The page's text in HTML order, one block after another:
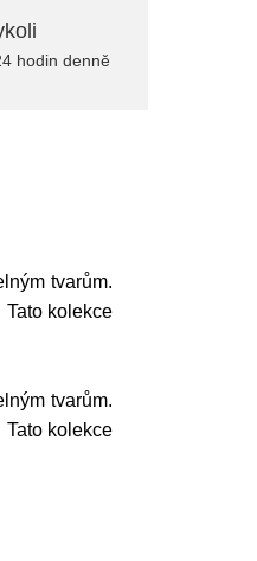
hodin denně
tvarům.
kolekce
tvarům.
kolekce